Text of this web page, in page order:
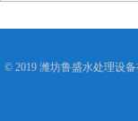
© 2019 潍坊鲁盛水处理设